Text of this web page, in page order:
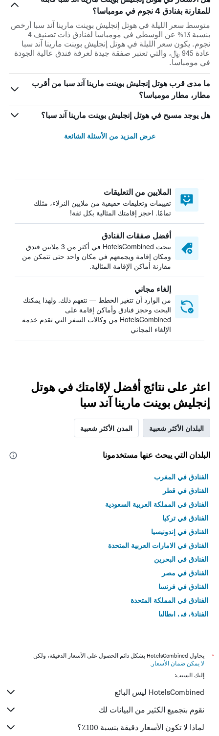
للمقارنة بفنادق 4 نجوم في مومباسا؟
متوسط سعر الليلة في هوتل إنجليش بوينت مارينا آند سبا أرخص
بنسبة 13% عن الوسطي في مومباسا لفنادق ذات تصنيف 4
نجوم. يكون سعر الليلة في هوتل إنجليش بوينت مارينا آند سبا
عادة 945 ﷼، والتي تعتبر صفقة جيدة لغرفة فندق عالية الجودة
في مومباسا.
ما مدى قرب هوتل إنجليش بوينت مارينا آند سبا من أقرب
مطار، مطار مومباسا؟
هل يوجد مسبح في هوتل إنجليش بوينت مارينا آند سبا؟
عرض المزيد من الأسئلة الشائعة
الملايين من التعليقات
تقييمات وتعليقات حقيقية من ملايين النزلاء، مثلك
تمامًا. احجز إقامتك المثالية بكل ثقة!
أفضل صفقات الفنادق
يبحث HotelsCombined في أكثر من 3 ملايين فندق
ومكان إقامة ويجمعهم في مكان واحد حتى تتمكن من
مقارنة أماكن الإقامة المثالية.
إلغاء مجاني
من الوارد أن تتغير الخطط — نتفهم ذلك. ولهذا يمكنك
البحث وحجز فنادق وأماكن إقامة على
HotelsCombined من وكالات السفر التي تقدم خدمة
الإلغاء المجاني
اعثر على نتائج أفضل لإقامتك في هوتل
إنجليش بوينت مارينا آند سبا
البلدان الأكثر شعبية المدن الأكثر شعبية
البلدان التي يبحث عنها مستخدمونا
الفنادق في المغرب
الفنادق في قطر
الفنادق في المملكة العربية السعودية
الفنادق في تركيا
الفنادق في إندونيسيا
الفنادق في الامارات العربية المتحدة
الفنادق في البحرين
الفنادق في مصر
الفنادق في فرنسا
الفنادق في المملكة المتحدة
الفنادق في إيطاليا
*
يحاول HotelsCombined بشكل دائم الحصول على الأسعار الدقيقة، ولكن
لا يمكن ضمان الأسعار .
إليك السبب:
HotelsCombined ليس البائع
نقوم بتجميع الكثير من البيانات لك
لماذا لا تكون الأسعار دقيقة بنسبة 100٪؟